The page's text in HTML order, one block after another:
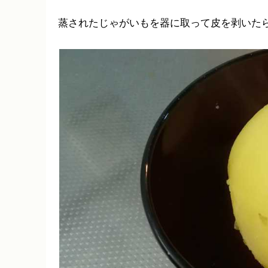
蒸されたじゃがいもを器に取って皮を剥いた